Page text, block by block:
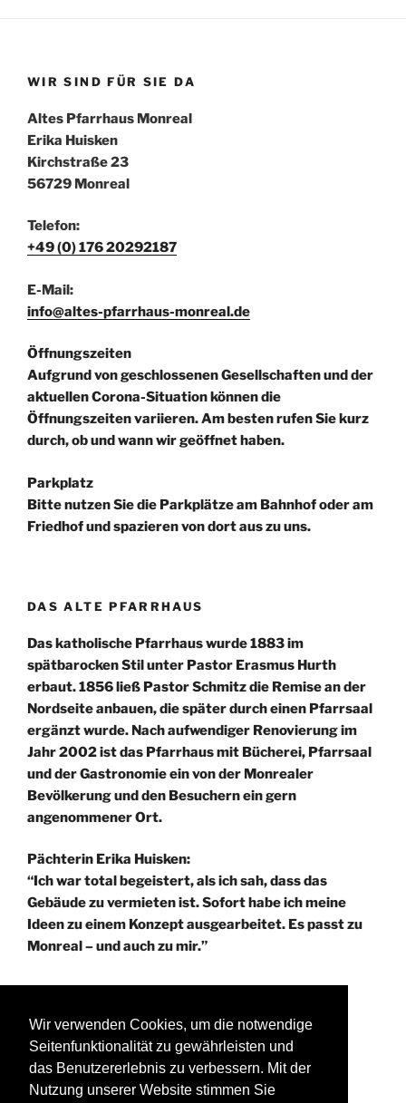
Wir verwenden Cookies, um die notwendige
Seitenfunktionalität zu gewährleisten und
das Benutzererlebnis zu verbessern. Mit der
Nutzung unserer Website stimmen Sie
WIR SIND FÜR SIE DA
Altes Pfarrhaus Monreal
Erika Huisken
Kirchstraße 23
56729 Monreal
Telefon:
+49 (0) 176 20292187
E-Mail:
info@altes-pfarrhaus-monreal.de
Öffnungszeiten
Aufgrund von geschlossenen Gesellschaften und der
aktuellen Corona-Situation können die
Öffnungszeiten variieren. Am besten rufen Sie kurz
durch, ob und wann wir geöffnet haben.
Parkplatz
Bitte nutzen Sie die Parkplätze am Bahnhof oder am
Friedhof und spazieren von dort aus zu uns.
DAS ALTE PFARRHAUS
Das katholische Pfarrhaus wurde 1883 im
spätbarocken Stil unter Pastor Erasmus Hurth
erbaut. 1856 ließ Pastor Schmitz die Remise an der
Nordseite anbauen, die später durch einen Pfarrsaal
ergänzt wurde. Nach aufwendiger Renovierung im
Jahr 2002 ist das Pfarrhaus mit Bücherei, Pfarrsaal
und der Gastronomie ein von der Monrealer
Bevölkerung und den Besuchern ein gern
angenommener Ort.
Pächterin Erika Huisken:
“Ich war total begeistert, als ich sah, dass das
Gebäude zu vermieten ist. Sofort habe ich meine
Ideen zu einem Konzept ausgearbeitet. Es passt zu
Monreal – und auch zu mir.”
®PPS KOBLENZ
Programmierung und Gestaltung der Seite:
PPS KOBLENZ – Birgit Hoernchen